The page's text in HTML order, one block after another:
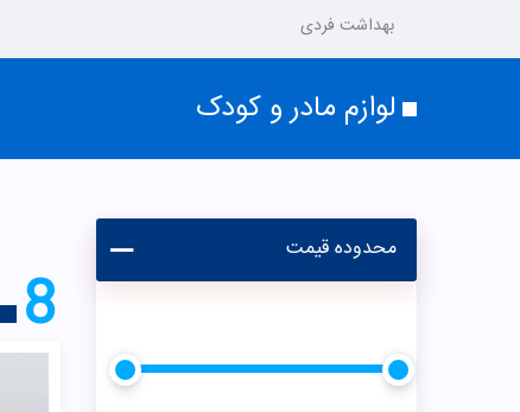
بهداشت فردی
لوازم مادر و کودک
محدوده قیمت
8